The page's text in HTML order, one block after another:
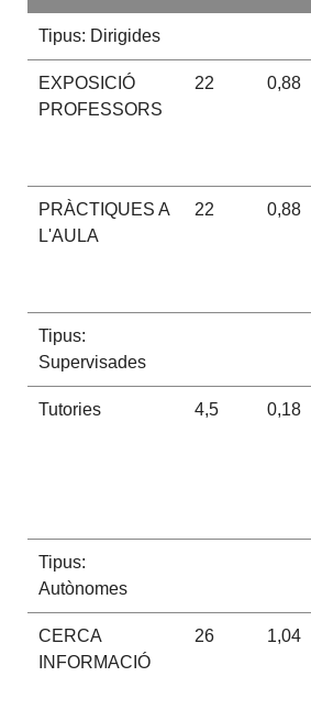
Tipus: Dirigides
EXPOSICIÓ
PROFESSORS
22 0,88
PRÀCTIQUES A
L'AULA
22 0,88
Tipus:
Supervisades
Tutories 4,5 0,18
Tipus:
Autònomes
CERCA
INFORMACIÓ
26 1,04